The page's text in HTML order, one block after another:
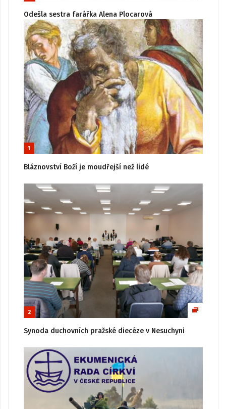
Odešla sestra farářka Alena Plocarová
1
Bláznovství Boží je moudřejší než lidé
2
Synoda duchovních pražské diecéze v Nesuchyni